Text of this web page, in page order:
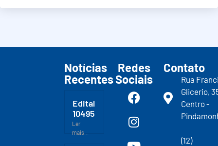
Notícias
Recentes
Edital
10495
Ler
mais...
Redes
Sociais
Contato
Rua
Glicerio,
Centro -
(12)